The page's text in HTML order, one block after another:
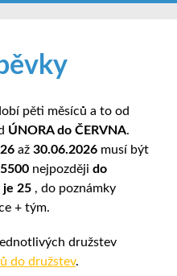
pěti měsíců a to od
ÚNORA do ČERVNA.
až 30.06.2026 musí být
nejpozději do
je 25 , do poznámky
+ tým.
družstev
do družstev.